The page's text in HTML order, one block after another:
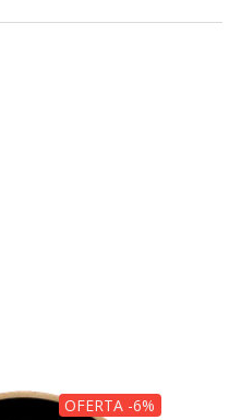
OFERTA -6%